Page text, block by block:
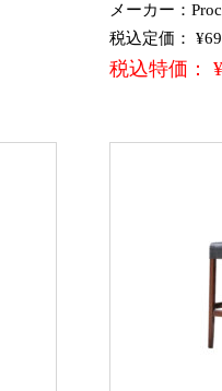
メーカー：
税込定価：
税込特価：